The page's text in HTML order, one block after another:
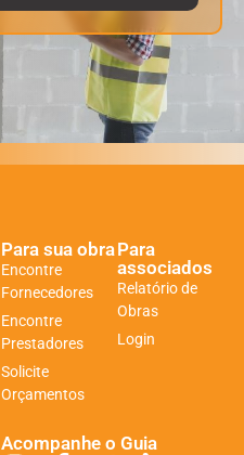
Para sua obra
Encontre
Fornecedores
Encontre
Prestadores
Solicite
Orçamentos
Para
associados
Relatório de
Obras
Login
Acompanhe o Guia